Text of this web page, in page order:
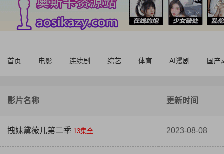
首页 电影 连续剧 综艺 体育 AI漫剧 国产
影片名称 更新时间
拽妹黛薇儿第二季 13集全 2023-08-08